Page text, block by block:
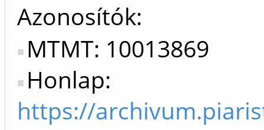
Azonosítók
MTMT: 10013869
Honlap:
https://